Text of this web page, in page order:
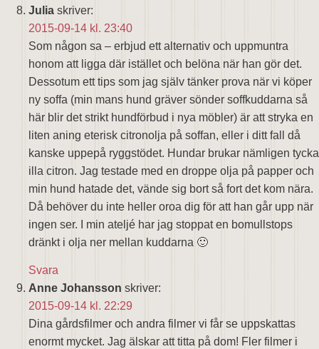
Julia skriver:
2015-09-14 kl. 23:40
Som någon sa – erbjud ett alternativ och uppmuntra
honom att ligga där istället och belöna när han gör det.
Dessotum ett tips som jag själv tänker prova när vi köper
ny soffa (min mans hund gräver sönder soffkuddarna så
här blir det strikt hundförbud i nya möbler) är att stryka en
liten aning eterisk citronolja på soffan, eller i ditt fall då
kanske uppepå ryggstödet. Hundar brukar nämligen tycka
illa citron. Jag testade med en droppe olja på papper och
min hund hatade det, vände sig bort så fort det kom nära.
Då behöver du inte heller oroa dig för att han går upp när
ingen ser. I min ateljé har jag stoppat en bomullstops
dränkt i olja ner mellan kuddarna 🙂
Svara
Anne Johansson skriver:
2015-09-14 kl. 22:29
Dina gårdsfilmer och andra filmer vi får se uppskattas
enormt mycket. Jag älskar att titta på dom! Fler filmer i